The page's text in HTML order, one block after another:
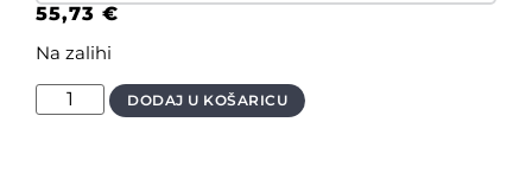
55,73 €
Na zalihi
DODAJ U KOŠARICU